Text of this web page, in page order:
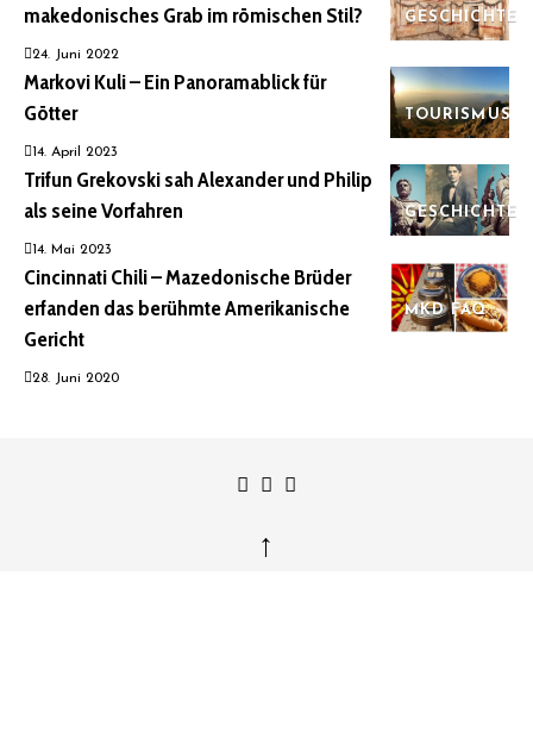
GESCHICHTE
makedonisches Grab im römischen Stil?
24. Juni 2022
TOURISMUS
Markovi Kuli – Ein Panoramablick für
Götter
14. April 2023
GESCHICHTE
Trifun Grekovski sah Alexander und Philip
als seine Vorfahren
14. Mai 2023
MKD FAQ
Cincinnati Chili – Mazedonische Brüder
erfanden das berühmte Amerikanische
Gericht
28. Juni 2020
↑